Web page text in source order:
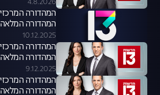
המהדורה המלאה
10.12.2025
המהדורה המלאה
9.12.2025
המהדורה המלאה